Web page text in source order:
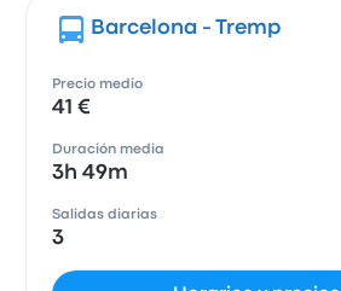
Barcelona - Tremp
Precio medio
41 €
Duración media
3h 49m
Salidas diarias
3